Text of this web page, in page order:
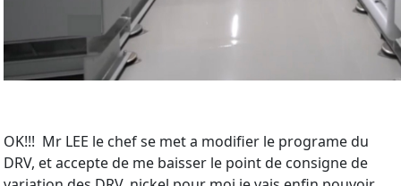
OK!!! Mr LEE le chef se met a modifier le programe du
DRV, et accepte de me baisser le point de consigne de